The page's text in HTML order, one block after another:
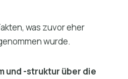
was zuvor eher
wurde.
und -struktur über die